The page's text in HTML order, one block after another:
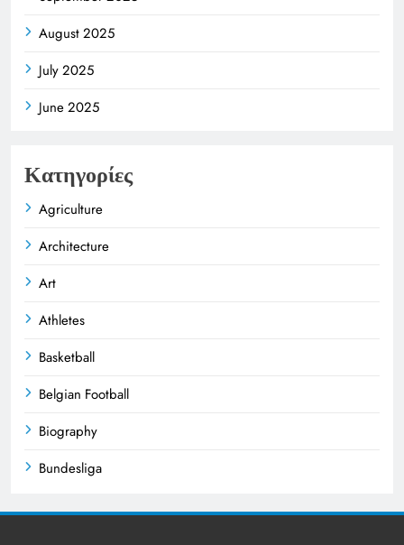
August 2025
July 2025
June 2025
Κατηγορίες
Agriculture
Architecture
Art
Athletes
Basketball
Belgian Football
Biography
Bundesliga